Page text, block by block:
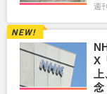
週
X
念